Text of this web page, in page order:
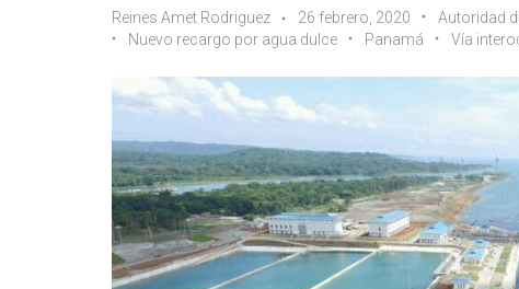
Reines Amet Rodriguez 26 febrero, 2020 Autoridad
Nuevo recargo por agua dulce
Panamá Vía